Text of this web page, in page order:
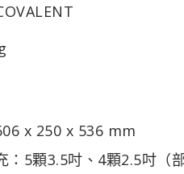
x 250 x 536 mm
：5顆3.5吋、4顆2.5吋（部